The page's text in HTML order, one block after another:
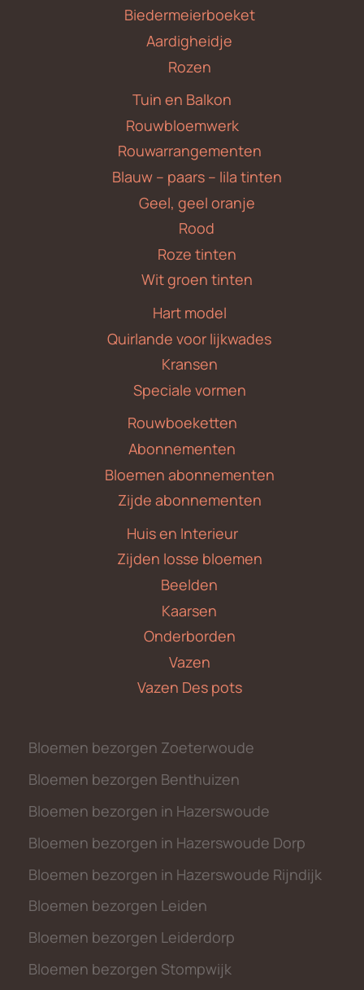
Biedermeierboeket
Aardigheidje
Rozen
Tuin en Balkon
Rouwbloemwerk
Rouwarrangementen
Blauw – paars – lila tinten
Geel, geel oranje
Rood
Roze tinten
Wit groen tinten
Hart model
Quirlande voor lijkwades
Kransen
Speciale vormen
Rouwboeketten
Abonnementen
Bloemen abonnementen
Zijde abonnementen
Huis en Interieur
Zijden losse bloemen
Beelden
Kaarsen
Onderborden
Vazen
Vazen Des pots
Bloemen bezorgen Zoeterwoude
Bloemen bezorgen Benthuizen
Bloemen bezorgen in Hazerswoude
Bloemen bezorgen in Hazerswoude Dorp
Bloemen bezorgen in Hazerswoude Rijndijk
Bloemen bezorgen Leiden
Bloemen bezorgen Leiderdorp
Bloemen bezorgen Stompwijk